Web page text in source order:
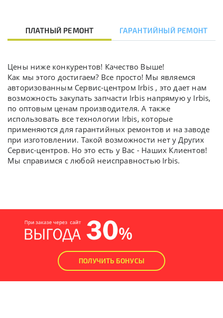
ПЛАТНЫЙ РЕМОНТ ГАРАНТИЙНЫЙ РЕМОНТ
Цены ниже конкурентов! Качество Выше!
Как мы этого достигаем? Все просто! Мы являемся
авторизованным Сервис-центром Irbis , это дает нам
возможность закупать запчасти Irbis напрямую у Irbis,
по оптовым ценам производителя. А также
использовать все технологии Irbis, которые
применяются для гарантийных ремонтов и на заводе
при изготовлении. Такой возможности нет у Других
Сервис-центров. Но это есть у Вас - Наших Клиентов!
Мы справимся с любой неисправностью Irbis.
ПОЛУЧИТЬ БОНУСЫ